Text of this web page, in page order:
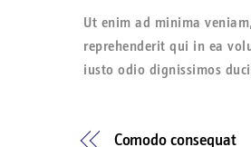
Ut enim ad minima
reprehenderit qui in ea
iusto odio dignissimos
Comodo consequat